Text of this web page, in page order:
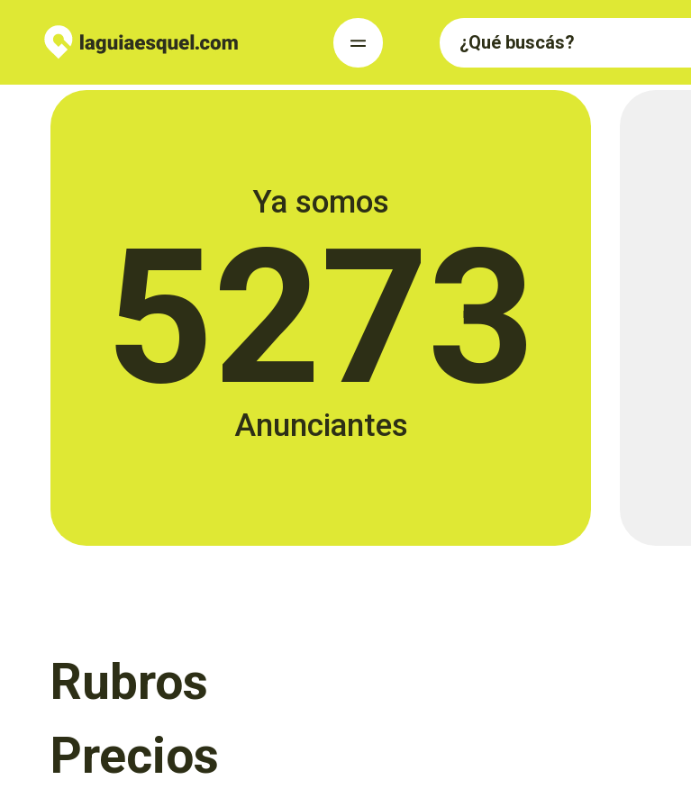
Ya somos
5273
Anunciantes
Rubros
Precios